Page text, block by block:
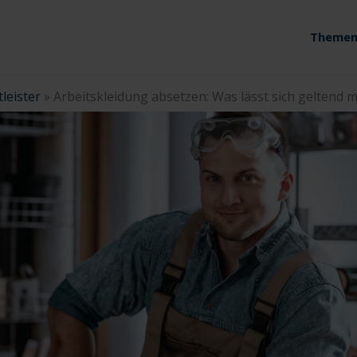
» Arbeitskleidung absetzen: Was lässt sich geltend